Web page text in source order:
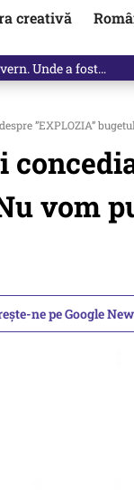
creativă
”EXPLOZIA”
vom
ne pe Google